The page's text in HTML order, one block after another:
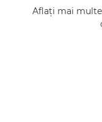
Aflaţi mai